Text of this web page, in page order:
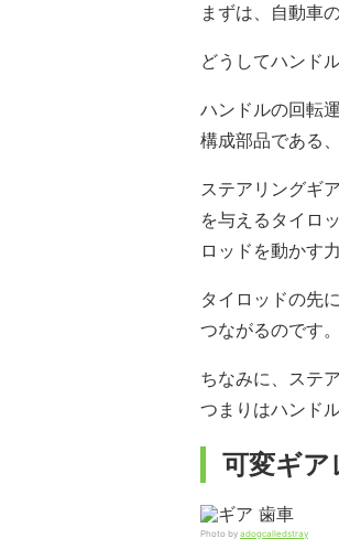
まずは、自動車
どうしてハンド
ハンドルの回転
構成部品である
ステアリングギ
を与えるタイロ
ロッドを動かす
タイロッドの先
つながるのです。
ちなみに、ステ
つまりはハンド
可変ギ
Photo by adogcalledstray